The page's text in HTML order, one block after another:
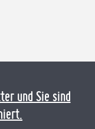
und Sie sind